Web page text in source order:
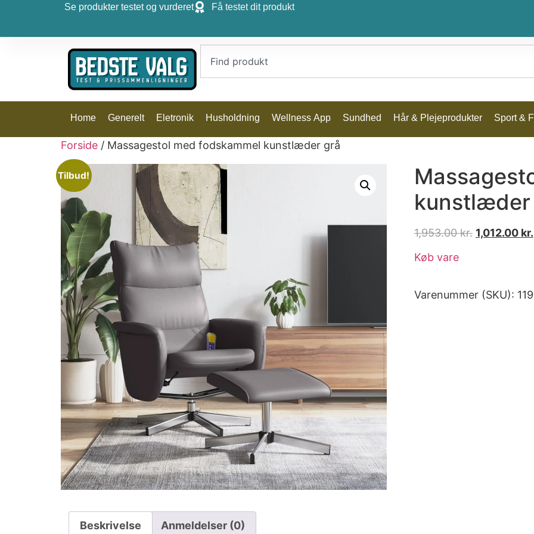
Se produkter testet og vurderet Få testet dit produkt
Home Generelt Eletronik Husholdning Wellness App Sundhed Hår & Plejeprodukter Sport &
Forside / Massagestol med fodskammel kunstlæder grå
Tilbud!
kunstlæder
1,953.00kr. 1,012.00 kr.
Køb vare
Varenummer (SKU):
Beskrivelse Anmeldelser (0)